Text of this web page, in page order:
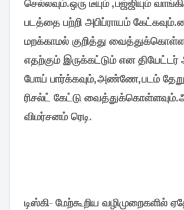
படத்தை பற்றி அபிப்ராயம்
மறக்காமல் குறித்து
எதற்கும் இருக்கட்டும் என
போய் பார்க்கவும்,அண்ணே,படம்
ரிசல்ட் கேட்டு
விமர்சனம் ரெடி.
டிஸ்கி- மேற்கூறிய வழிமுறைகளில்